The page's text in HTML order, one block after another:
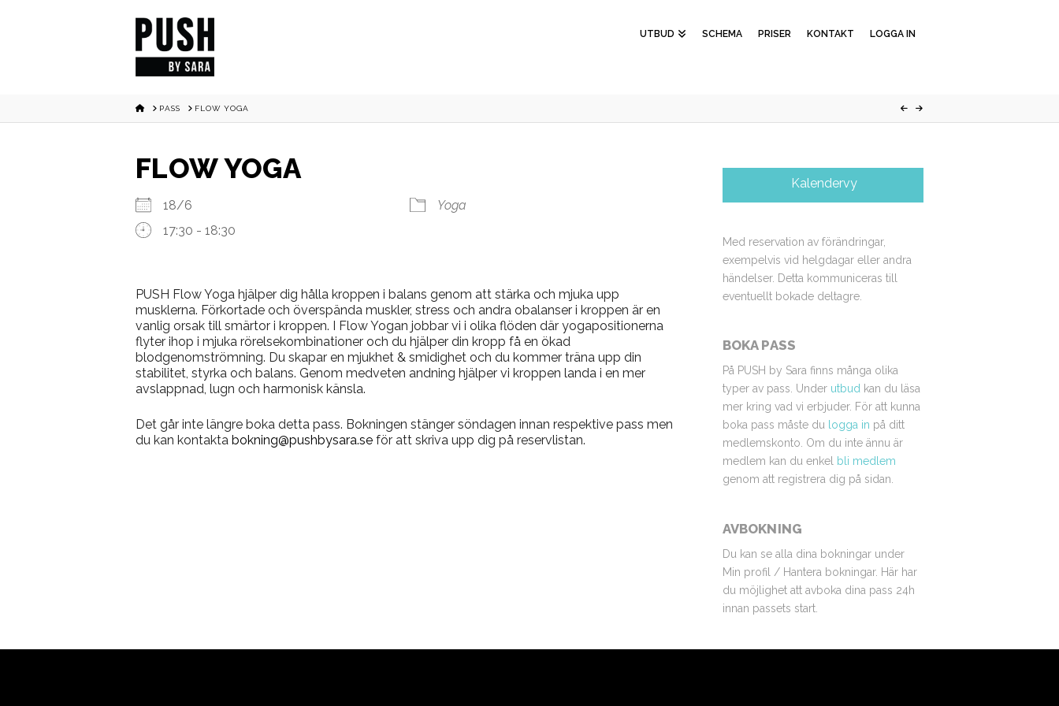
UTBUD SCHEMA PRISER KONTAKT LOGGA IN
HOMEPASS FLOW YOGA
FLOW YOGA
18/6
17:30 - 18:30
Yoga
PUSH Flow Yoga hjälper dig hålla kroppen i balans genom att stärka och mjuka upp
musklerna. Förkortade och överspända muskler, stress och andra obalanser i kroppen är en
vanlig orsak till smärtor i kroppen. I Flow Yogan jobbar vi i olika flöden där yogapositionerna
flyter ihop i mjuka rörelsekombinationer och du hjälper din kropp få en ökad
blodgenomströmning. Du skapar en mjukhet & smidighet och du kommer träna upp din
stabilitet, styrka och balans. Genom medveten andning hjälper vi kroppen landa i en mer
avslappnad, lugn och harmonisk känsla.
Det går inte längre boka detta pass. Bokningen stänger söndagen innan respektive pass men
du kan kontakta bokning@pushbysara.se för att skriva upp dig på reservlistan.
Kalendervy
Med reservation av förändringar,
exempelvis vid helgdagar eller andra
händelser. Detta kommuniceras till
eventuellt bokade deltagre.
BOKA PASS
På PUSH by Sara finns många olika
typer av pass. Under utbudkan du läsa
mer kring vad vi erbjuder. För att kunna
boka pass måste du logga in på ditt
medlemskonto. Om du inte ännu är
medlem kan du enkel bli medlem
genom att registrera dig på sidan.
AVBOKNING
Du kan se alla dina bokningar under
Min profil / Hantera bokningar. Här har
du möjlighet att avboka dina pass 24h
innan passets start.